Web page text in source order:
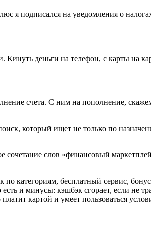
я подписался на уведомления о
деньги на телефон, с карты на
счета. С ним на пополнение,
который ищет не только по
сочетание слов «финансовый
категориям, бесплатный сервис,
и минусы: кэшбэк сгорает, если не
картой и умеет пользоваться